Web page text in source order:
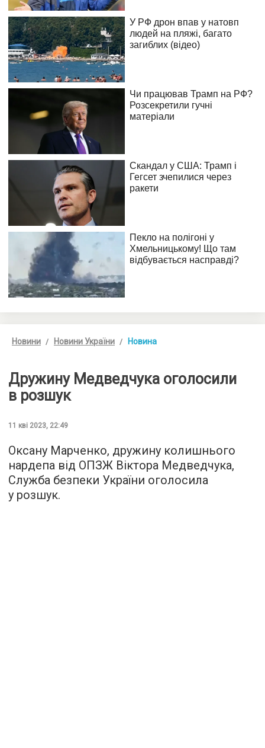
Новини Новини України Новина
Дружину Медведчука оголосили
в розшук
11 кві 2023, 22:49
Оксану Марченко, дружину колишнього
нардепа від ОПЗЖ Віктора Медведчука,
Служба безпеки України оголосила
у розшук.